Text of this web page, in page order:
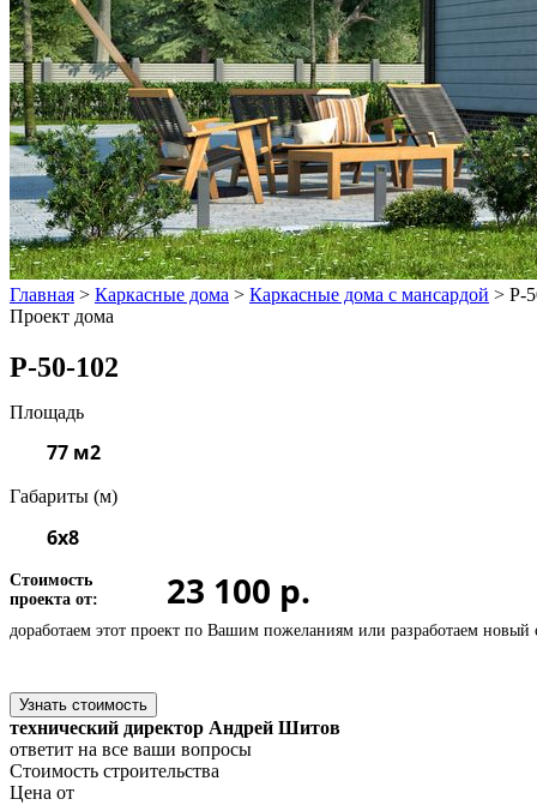
Главная > Каркасные дома > Каркасные дома с мансардой > P-
Проект дома
Р-50-102
Площадь
77 м2
Габариты (м)
6x8
Стоимость
проекта от:
23 100 р.
доработаем этот проект по Вашим пожеланиям или разработаем новый
Узнать стоимость
технический директор Андрей Шитов
ответит на все ваши вопросы
Стоимость строительства
Цена от